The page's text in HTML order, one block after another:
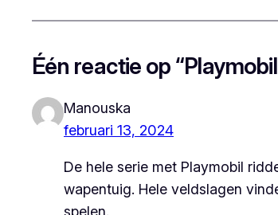
Één reactie op
Manouska
februari 13, 2024
De hele serie met Playmobil
wapentuig. Hele veldslagen